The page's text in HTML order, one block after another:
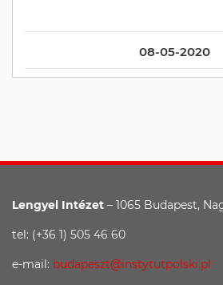
08-05-2020
Lengyel Intézet – 1065 Budapest,
tel: (+36 1) 505 46 60
e-mail: budapeszt@instytutpolski.pl